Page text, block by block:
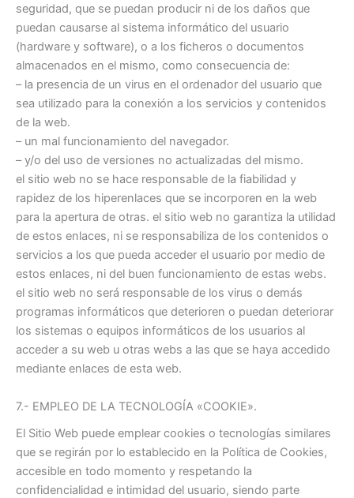
seguridad, que se puedan producir ni de los daños que
puedan causarse al sistema informático del usuario
(hardware y software), o a los ficheros o documentos
almacenados en el mismo, como consecuencia de:
– la presencia de un virus en el ordenador del usuario que
sea utilizado para la conexión a los servicios y contenidos
de la web.
– un mal funcionamiento del navegador.
– y/o del uso de versiones no actualizadas del mismo.
el sitio web no se hace responsable de la fiabilidad y
rapidez de los hiperenlaces que se incorporen en la web
para la apertura de otras. el sitio web no garantiza la utilidad
de estos enlaces, ni se responsabiliza de los contenidos o
servicios a los que pueda acceder el usuario por medio de
estos enlaces, ni del buen funcionamiento de estas webs.
el sitio web no será responsable de los virus o demás
programas informáticos que deterioren o puedan deteriorar
los sistemas o equipos informáticos de los usuarios al
acceder a su web u otras webs a las que se haya accedido
mediante enlaces de esta web.
7.- EMPLEO DE LA TECNOLOGÍA «COOKIE».
El Sitio Web puede emplear cookies o tecnologías similares
que se regirán por lo establecido en la Política de Cookies,
accesible en todo momento y respetando la
confidencialidad e intimidad del usuario, siendo parte